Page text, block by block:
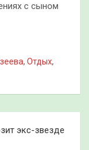
с сыном
, Отдых,
экс-звезде